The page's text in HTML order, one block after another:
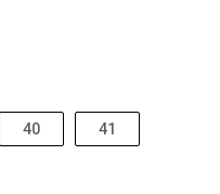
40 41